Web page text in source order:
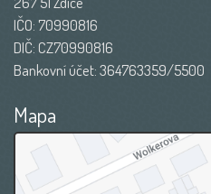
IČO: 70990816
DIČ: CZ70990816
Bankovní účet: 364763359/5500
Mapa